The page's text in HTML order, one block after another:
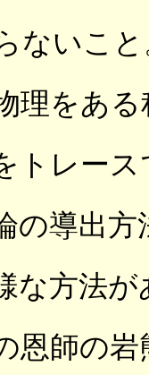
ないこ
理をあ
トレー
の導出
な方法
恩師の